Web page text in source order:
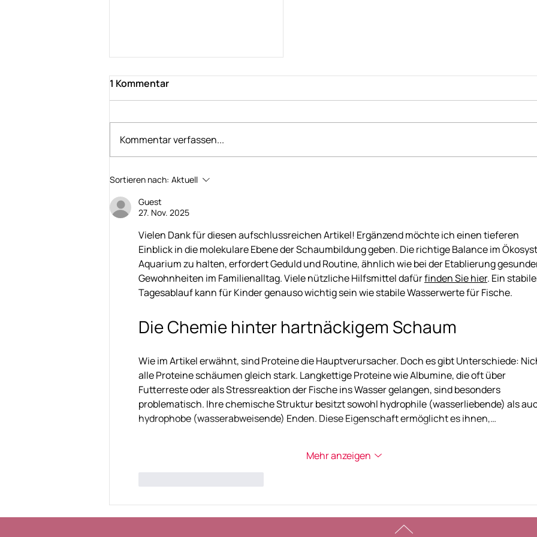
Teichmanagement im
1 Kommentar
Kommentar verfassen...
Sortieren nach: Aktuell
Guest
27. Nov. 2025
Vielen Dank für diesen aufschlussreichen Artikel! Ergänzend möchte ich einen tieferen
Einblick in die molekulare Ebene der Schaumbildung geben. Die richtige Balance im
Aquarium zu halten, erfordert Geduld und Routine, ähnlich wie bei der Etablierung
Gewohnheiten im Familienalltag. Viele nützliche Hilfsmittel dafür finden Sie hier. Ein
Tagesablauf kann für Kinder genauso wichtig sein wie stabile Wasserwerte für Fische.
Die Chemie hinter hartnäckigem Schaum
Wie im Artikel erwähnt, sind Proteine die Hauptverursacher. Doch es gibt Unterschiede:
alle Proteine schäumen gleich stark. Langkettige Proteine wie Albumine, die oft über
Futterreste oder als Stressreaktion der Fische ins Wasser gelangen, sind besonders
problematisch. Ihre chemische Struktur besitzt sowohl hydrophile (wasserliebende) als
hydrophobe (wasserabweisende) Enden. Diese Eigenschaft ermöglicht es ihnen,…
Mehr anzeigen